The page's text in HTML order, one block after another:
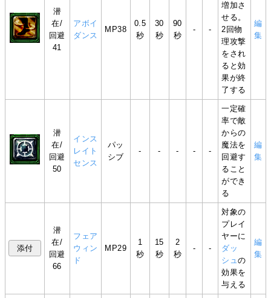
潜
在/
回避
41
アボイ
ダンス
MP38
0.5
秒
30
秒
90
秒
- -
増加さ
せる。
2回物
理攻撃
をされ
ると効
果が終
了する
編
集
潜
在/
回避
50
インス
レイト
センス
パッ
シブ
- - - - -
一定確
率で敵
からの
魔法を
回避す
ること
ができ
る
編
集
潜
在/
回避
66
フェア
ウィン
ド
MP29
1
秒
15
秒
2
秒
- -
対象の
プレイ
ヤーに
ダッ
シュの
効果を
与える
編
集